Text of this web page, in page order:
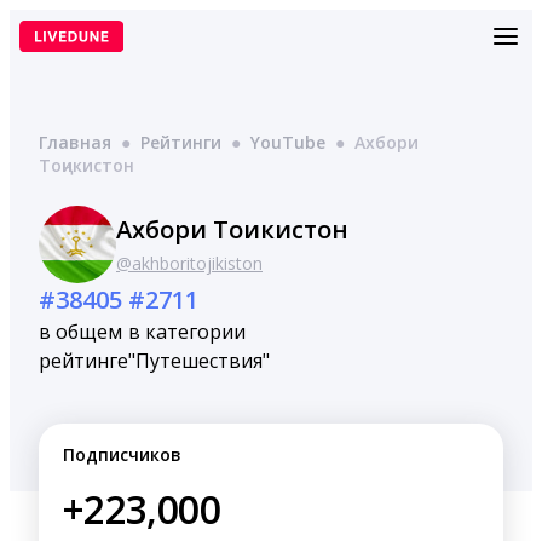
Перейти
Главная ● Рейтинги ● YouTube ● Ахбори
Тоҷикистон
Ахбори Тоҷикистон
@akhboritojikiston
#38405
в общем
рейтинге
#2711
в категории
"Путешествия"
Подписчиков
+223,000